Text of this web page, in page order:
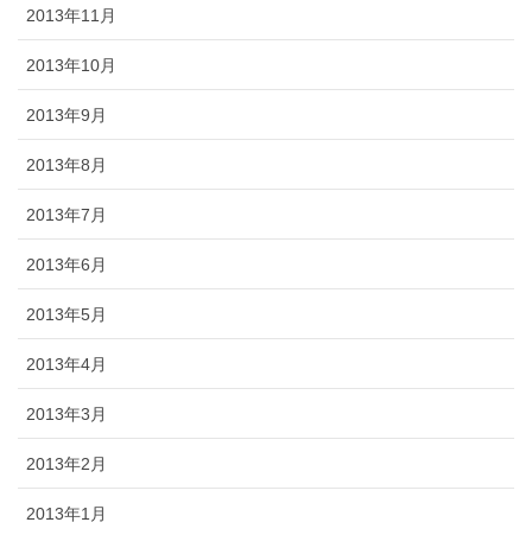
2013年11月
2013年10月
2013年9月
2013年8月
2013年7月
2013年6月
2013年5月
2013年4月
2013年3月
2013年2月
2013年1月